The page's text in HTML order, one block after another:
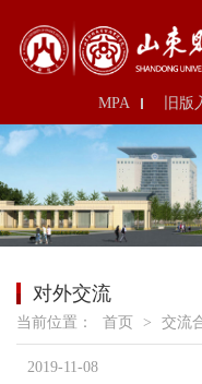
旧版
MPA
对外交流
当前位置： 首页 > 交流
2019-11-08